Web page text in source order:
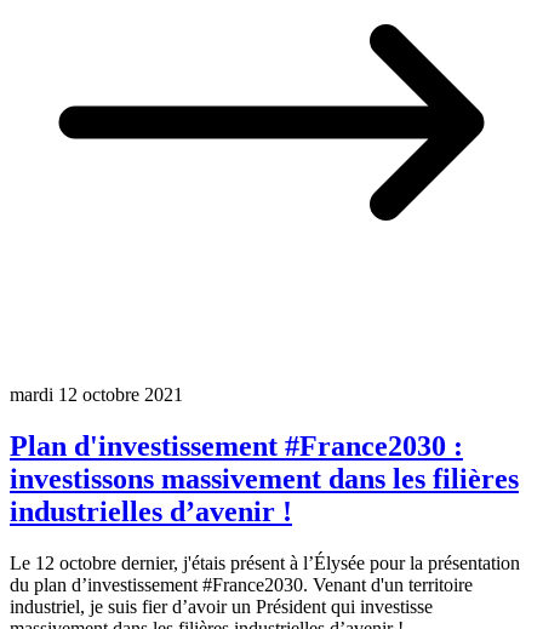
mardi 12 octobre 2021
Plan d'investissement #France2030 :
investissons massivement dans les filières
industrielles d’avenir !
Le 12 octobre dernier, j'étais présent à l’Élysée pour la présentation
du plan d’investissement #France2030. Venant d'un territoire
industriel, je suis fier d’avoir un Président qui investisse